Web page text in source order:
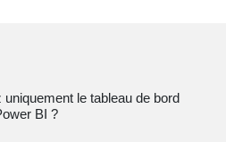
le tableau de bord
BI ?